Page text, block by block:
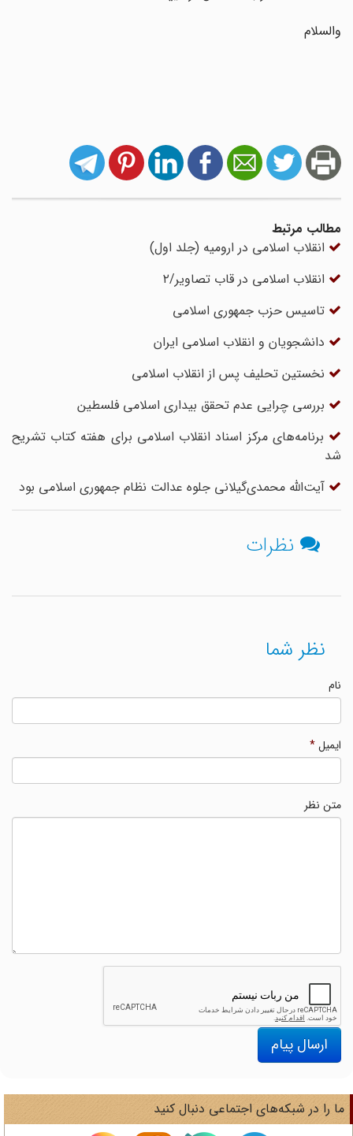
والسلام
مطالب مرتبط
انقلاب اسلامی در ارومیه (جلد اول)
انقلاب اسلامی در قاب تصاویر/۲
تاسیس حزب جمهوری اسلامی
دانشجویان و انقلاب اسلامی ایران
نخستین تحلیف پس از انقلاب اسلامی
بررسی چرایی عدم تحقق بیداری اسلامی فلسطین
برنامه‌های مرکز اسناد انقلاب اسلامی برای هفته کتاب تشریح
شد
آیت‌الله محمدی‌گیلانی جلوه عدالت نظام جمهوری اسلامی بود
نظرات
نظر شما
ایمیل*
متن نظر
ارسال پیام
را در شبکه‌های اجتماعی دنبال کنید